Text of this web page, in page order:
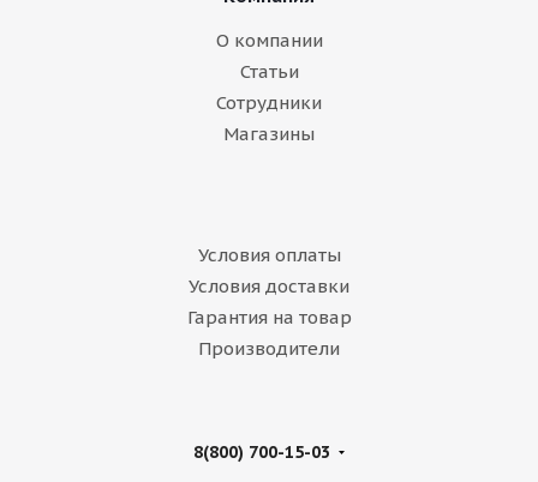
О компании
Статьи
Сотрудники
Магазины
Условия оплаты
Условия доставки
Гарантия на товар
Производители
8(800) 700-15-03